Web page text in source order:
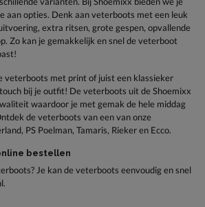
aan opties. Denk aan veterboots met een leuk
extra ritsen, grote gespen, opvallende
Zo kan je gemakkelijk en snel de veterboot
veterboots met print of juist een klassieker
bij je outfit! De veterboots uit de Shoemixx
waardoor je met gemak de hele middag
de veterboots van een van onze
PS Poelman, Tamaris, Rieker en Ecco.
bestellen
Je kan de veterboots eenvoudig en snel